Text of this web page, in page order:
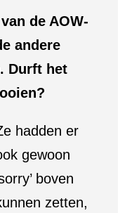
de AOW-
andere
Durft het
hadden er
gewoon
boven
zetten,